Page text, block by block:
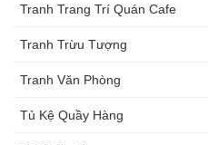
Tranh Trang Trí Quán Cafe
Tranh Trừu Tượng
Tranh Văn Phòng
Tủ Kệ Quầy Hàng